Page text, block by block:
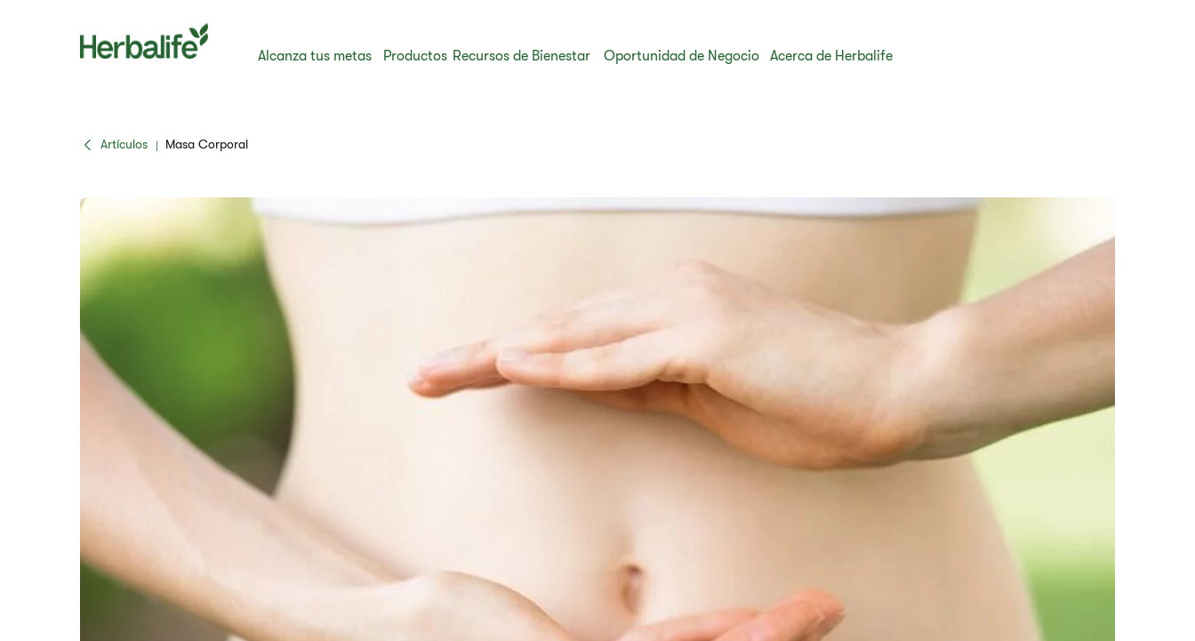
Alcanza tus metas Productos Recursos de Bienestar Oportunidad de Negocio Acerca de Herbalife
Artículos | Masa Corporal